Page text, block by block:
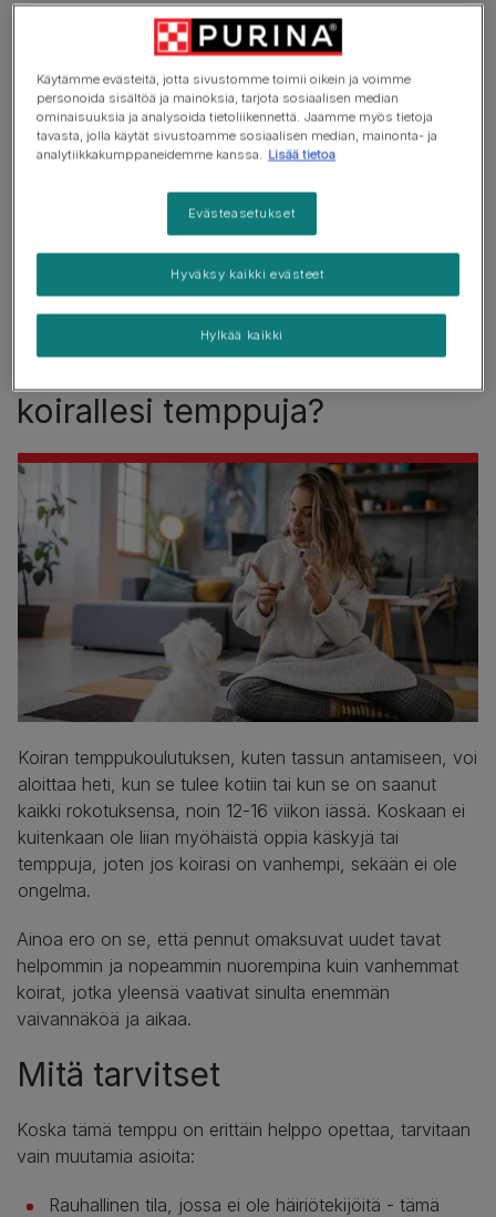
Milloin voit alkaa opettaa koirallesi temppuja?
Mitä kannattaa välttää koiran koulutuksessa?
Liika herkkujen käyttö
Milloin voit alkaa opettaa
koirallesi temppuja?
Koiran temppukoulutuksen, kuten tassun antamiseen, voi
aloittaa heti, kun se tulee kotiin tai kun se on saanut
kaikki rokotuksensa, noin 12-16 viikon iässä. Koskaan ei
kuitenkaan ole liian myöhäistä oppia käskyjä tai
temppuja, joten jos koirasi on vanhempi, sekään ei ole
ongelma.
Ainoa ero on se, että pennut omaksuvat uudet tavat
helpommin ja nopeammin nuorempina kuin vanhemmat
koirat, jotka yleensä vaativat sinulta enemmän
vaivannäköä ja aikaa.
Mitä tarvitset
Koska tämä temppu on erittäin helppo opettaa, tarvitaan
vain muutamia asioita:
Rauhallinen tila, jossa ei ole häiriötekijöitä - tämä
Käytämme evästeitä, jotta sivustomme toimii oikein ja voimme
personoida sisältöä ja mainoksia, tarjota sosiaalisen median
ominaisuuksia ja analysoida tietoliikennettä. Jaamme myös tietoja
tavasta, jolla käytät sivustoamme sosiaalisen median, mainonta- ja
analytiikkakumppaneidemme kanssa. Lisää tietoa
Evästeasetukset
Hylkää kaikki
Hyväksy kaikki evästeet